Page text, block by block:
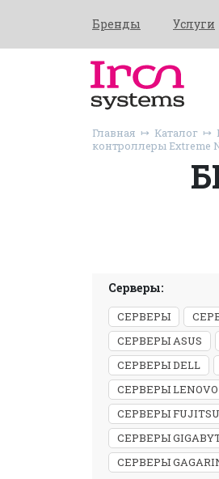
Бренды Услуги
Главная Каталог
контроллеры Extreme
Серверы:
СЕРВЕРЫ
СЕРВЕРЫ ASUS
СЕРВЕРЫ DELL
СЕРВЕРЫ LENOVO
СЕРВЕРЫ FUJITSU
СЕРВЕРЫ
СЕРВЕРЫ